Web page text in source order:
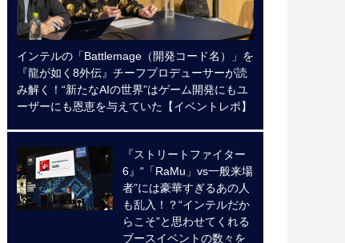
インテルの「Battlemage（開発コード名）」を
『龍が如く8外伝』チーフプロデューサーが読
み解く！“新たなAIの世界”はゲーム開発にもユ
ーザーにも恩恵を与えていた【イベントレポ】
『ストリートファイター
6』“「RaMu」vs一般来場
者”には豪華すぎるあの人
も乱入！？“インテルだか
らこそ”と思わせてくれる
ブースイベントの数々を